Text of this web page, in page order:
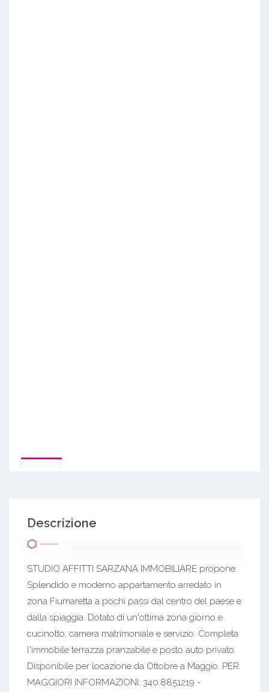
Descrizione
STUDIO AFFITTI SARZANA IMMOBILIARE propone:
Splendido e moderno appartamento arredato in
zona Fiumaretta a pochi passi dal centro del paese e
dalla spiaggia. Dotato di un'ottima zona giorno e
cucinotto, camera matrimoniale e servizio. Completa
l'immobile terrazza pranzabile e posto auto privato.
Disponibile per locazione da Ottobre a Maggio. PER
MAGGIORI INFORMAZIONI: 340.8851219 -